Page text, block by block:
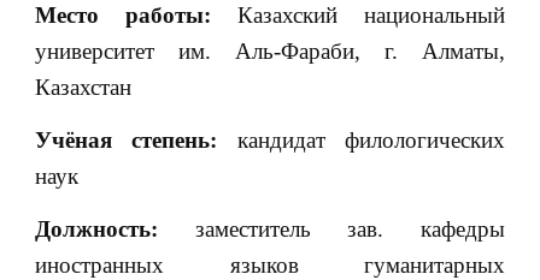
Место работы:Казахский национальный
университет им. Аль-Фараби, г. Алматы,
Казахстан
Учёная степень: кандидат филологических
наук
Должность: заместитель зав. кафедры
иностранных языков гуманитарных